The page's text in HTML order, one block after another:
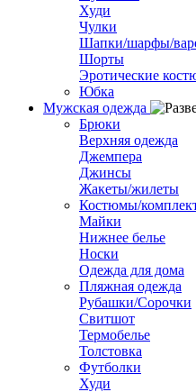
Худи
Чулки
Шапки/шарфы/
Шорты
Эротические
Юбка
Мужская одежда
Брюки
Верхняя одежда
Джемпера
Джинсы
Жакеты/жилеты
Костюмы/
Майки
Нижнее белье
Носки
Одежда для дома
Пляжная одежда
Рубашки/Сорочки
Свитшот
Термобелье
Толстовка
Футболки
Худи